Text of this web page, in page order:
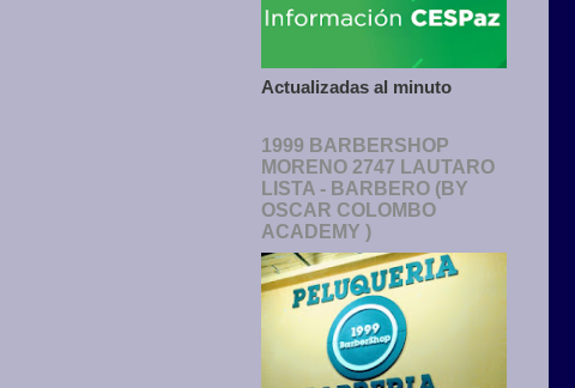
Actualizadas al minuto
1999 BARBERSHOP
MORENO 2747 LAUTARO
LISTA - BARBERO (BY
OSCAR COLOMBO
ACADEMY )